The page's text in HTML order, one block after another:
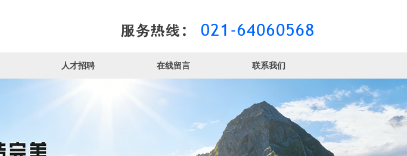
人才招聘 在线留言 联系我们